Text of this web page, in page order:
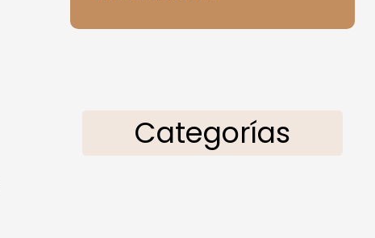
Categorías